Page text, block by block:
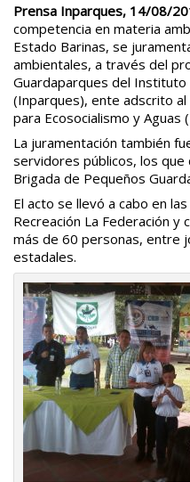
Prensa Inparques, 14/08/
competencia en materia
Estado Barinas, se
ambientales, a través del
Guardaparques del Instituto
(Inparques), ente adscrito
para Ecosocialismo y Aguas
La juramentación también
servidores públicos, los
Brigada de Pequeños
El acto se llevó a cabo en
Recreación La Federación y
más de 60 personas, entre
estadales.